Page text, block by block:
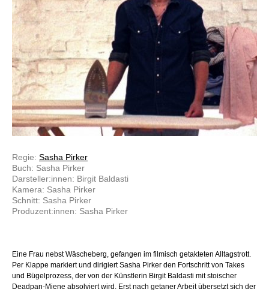
Regie: Sasha Pirker
Buch: Sasha Pirker
Darsteller:innen: Birgit Baldasti
Kamera: Sasha Pirker
Schnitt: Sasha Pirker
Produzent:innen: Sasha Pirker
Eine Frau nebst Wäscheberg, gefangen im filmisch getakteten Alltagstrott.
Per Klappe markiert und dirigiert Sasha Pirker den Fortschritt von Takes
und Bügelprozess, der von der Künstlerin Birgit Baldasti mit stoischer
Deadpan-Miene absolviert wird. Erst nach getaner Arbeit übersetzt sich der